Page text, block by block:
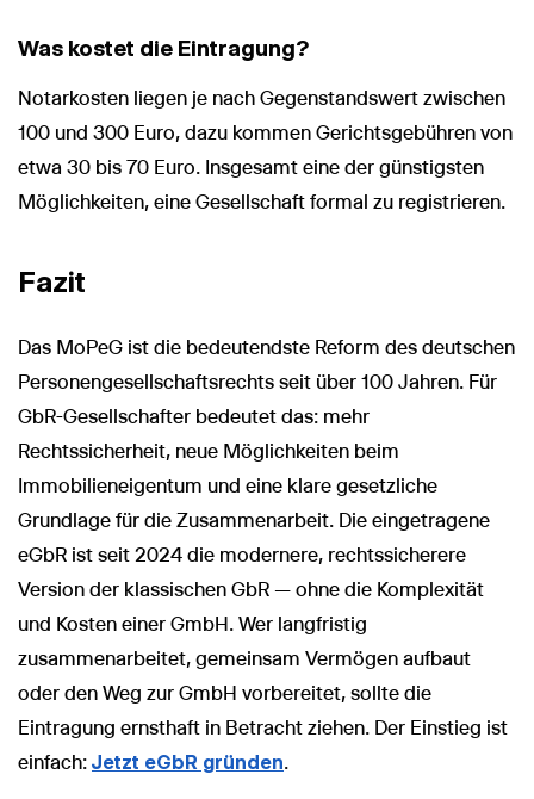
Was kostet die Eintragung?
Notarkosten liegen je nach Gegenstandswert zwischen
100 und 300 Euro, dazu kommen Gerichtsgebühren von
etwa 30 bis 70 Euro. Insgesamt eine der günstigsten
Möglichkeiten, eine Gesellschaft formal zu registrieren.
Fazit
Das MoPeG ist die bedeutendste Reform des deutschen
Personengesellschaftsrechts seit über 100 Jahren. Für
GbR-Gesellschafter bedeutet das: mehr
Rechtssicherheit, neue Möglichkeiten beim
Immobilieneigentum und eine klare gesetzliche
Grundlage für die Zusammenarbeit. Die eingetragene
eGbR ist seit 2024 die modernere, rechtssicherere
Version der klassischen GbR — ohne die Komplexität
und Kosten einer GmbH. Wer langfristig
zusammenarbeitet, gemeinsam Vermögen aufbaut
oder den Weg zur GmbH vorbereitet, sollte die
Eintragung ernsthaft in Betracht ziehen. Der Einstieg ist
einfach: Jetzt eGbR gründen.